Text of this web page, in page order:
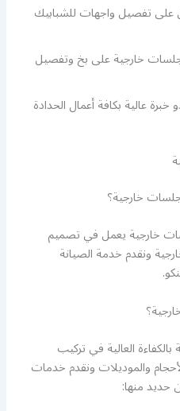
على تفصيل واجهات للشبابيك
خارجية على بخ وتفصيل
عالية بكافة أعمال الحدادة
خارجية؟
خارجية يعمل في تصميم
ونقدم خدمة الصيانة
العالية في تركيب
والموديلات ونقدم خدمات
حديد منها: